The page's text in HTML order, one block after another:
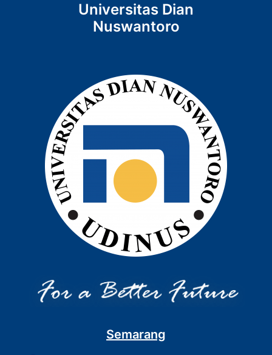
Universitas Dian
Nuswantoro
Semarang